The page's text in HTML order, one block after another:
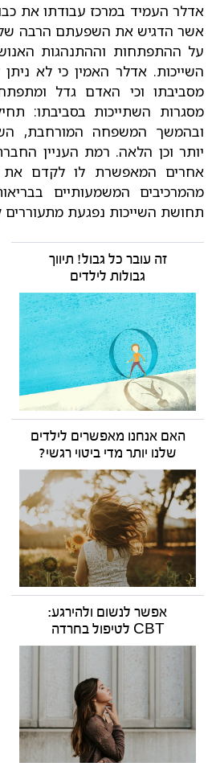
אדלר העמיד במרכז עבודתו את
אשר הדגיש את השפעתם הרבה של
על ההתפתחות וההתנהגות
השייכות. אדלר האמין כי לא
מסביבתו וכי האדם גדל
מסגרות השתייכות בסביבתו:
ובהמשך המשפחה המורחבת,
יותר וכן הלאה. רמת העניין
אחרים המאפשרת לו לקדם
מהמרכיבים המשמעותיים
תחושת השייכות נפגעת מתעוררים
זה עובר כל גבול! תיווך
גבולות לילדים
האם אנחנו מאפשרים לילדים
שלנו יותר מדי ביטוי רגשי?
אפשר לנשום ולהירגע:
CBT לטיפול בחרדה